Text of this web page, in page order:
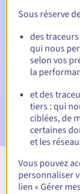
Notifications
date d'échéance
E-mail le jour
suspension du
E-mail après
notification de
Sous réserve
des
qui nous
selon vos
la
et des
tiers : qui
ciblées, de
certaines
et les
Vous pouvez
personnaliser
lien « Gérer